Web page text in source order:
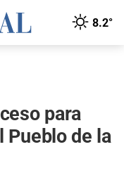
8.2°
para
Pueblo de la